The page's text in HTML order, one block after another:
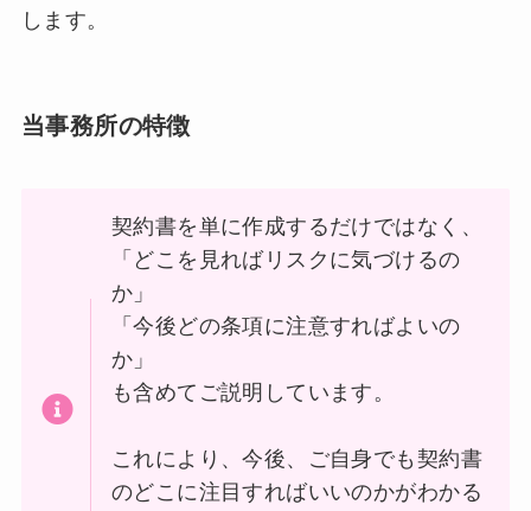
します。
当事務所の特徴
契約書を単に作成するだけではなく、
「どこを見ればリスクに気づけるの
か」
「今後どの条項に注意すればよいの
か」
も含めてご説明しています。
これにより、今後、ご自身でも契約書
のどこに注目すればいいのかがわかる